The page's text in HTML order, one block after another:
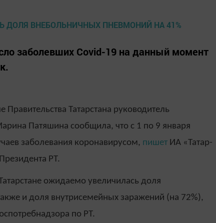
заболевших Covid-19 на данный момент
Татарстана руководитель
Патяшина сообщила, что с 1 по 9 января
заболевания коронавирусом, пишет ИА «Татар-
РТ.
ожидаемо увеличилась доля
и доля внутрисемейных заражений (на 72%),
по РТ.